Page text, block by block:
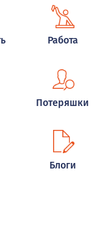
Работа
Потеряшки
Блоги